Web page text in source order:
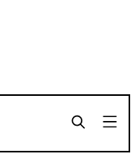
SHARE
SHARE